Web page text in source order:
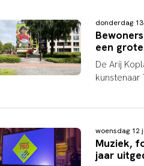
donderdag
een grote
De Arij
kunstenaar
woensdag 12
Muziek,
jaar